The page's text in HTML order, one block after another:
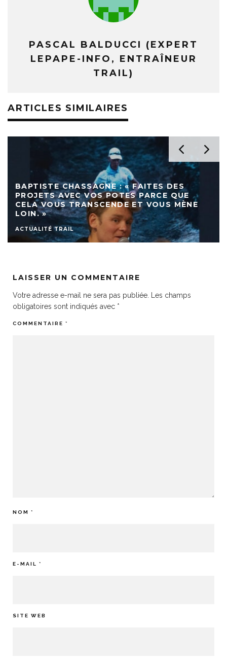
PASCAL BALDUCCI (EXPERT
LEPAPE-INFO, ENTRAÎNEUR
TRAIL)
ARTICLES SIMILAIRES
BAPTISTE CHASSAGNE : « FAITES DES
PROJETS AVEC VOS POTES PARCE QUE
CELA VOUS TRANSCENDE ET VOUS MÈNE
LOIN. »
ACTUALITÉ TRAIL
LAISSER UN COMMENTAIRE
Votre adresse e-mail ne sera pas publiée.
Les champs
obligatoires sont indiqués avec *
COMMENTAIRE *
NOM *
E-MAIL *
SITE WEB